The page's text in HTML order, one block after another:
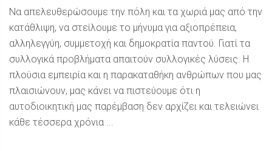
Να απελευθερώσουμε την πόλη και τα χωριά μας από την
κατάθλιψη, να στείλουμε το μήνυμα για αξιοπρέπεια,
αλληλεγγύη, συμμετοχή και δημοκρατία παντού. Γιατί τα
συλλογικά προβλήματα απαιτούν συλλογικές λύσεις. Η
πλούσια εμπειρία και η παρακαταθήκη ανθρώπων που μας
πλαισιώνουν, μας κάνει να πιστεύουμε ότι η
αυτοδιοικητική μας παρέμβαση δεν αρχίζει και τελειώνει
κάθε τέσσερα χρόνια ...